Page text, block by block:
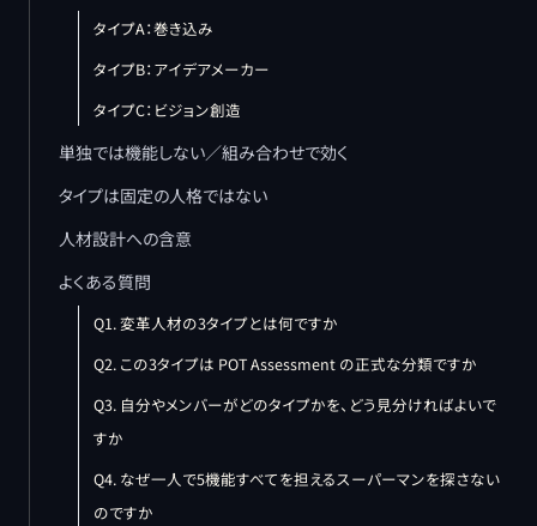
タイプA：巻き込み
タイプB：アイデアメーカー
タイプC：ビジョン創造
単独では機能しない／組み合わせで効く
タイプは固定の人格ではない
人材設計への含意
よくある質問
Q1. 変革人材の3タイプとは何ですか
Q2. この3タイプは POT Assessment の正式な分類ですか
Q3. 自分やメンバーがどのタイプかを、どう見分ければよいで
すか
Q4. なぜ一人で5機能すべてを担えるスーパーマンを探さない
のですか